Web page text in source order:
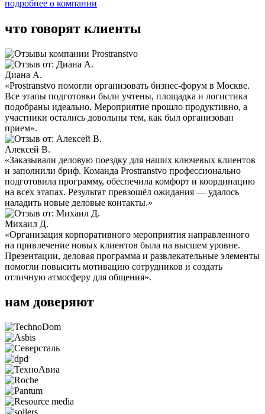
подробнее о компании
что говорят клиенты
Диана А.
«Prostranstvo помогли организовать бизнес-форум в Москве.
Все этапы подготовки были учтены, площадка и логистика
подобраны идеально. Мероприятие прошло продуктивно, а
участники остались довольны тем, как был организован
прием».
Алексей В.
«Заказывали деловую поездку для наших ключевых клиентов
и заполнили бриф. Команда Prostranstvo профессионально
подготовила программу, обеспечила комфорт и координацию
на всех этапах. Результат превзошёл ожидания — удалось
наладить новые деловые контакты.»
Михаил Д.
«Организация корпоративного мероприятия направленного
на привлечение новых клиентов была на высшем уровне.
Презентации, деловая программа и развлекательные элементы
помогли повысить мотивацию сотрудников и создать
отличную атмосферу для общения».
нам доверяют